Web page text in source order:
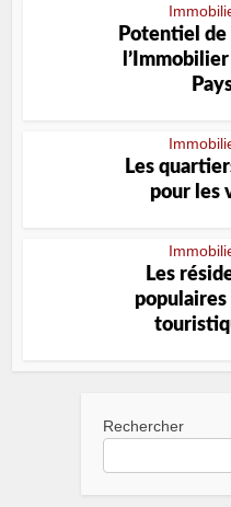
Potentiel
Les
pour les
Les
populaires
Rechercher